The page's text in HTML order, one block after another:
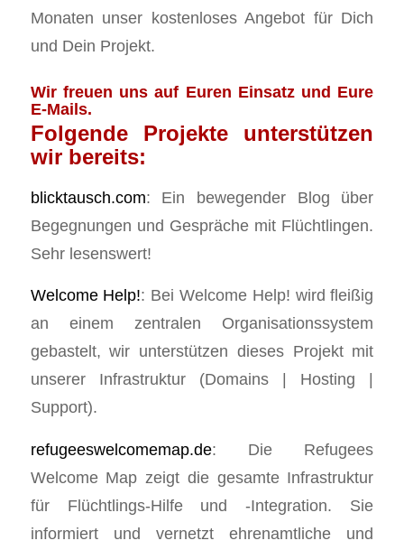
Monaten unser kostenloses Angebot für Dich
und Dein Projekt.
Wir freuen uns auf Euren Einsatz und Eure
E-Mails.
Folgende Projekte unterstützen
wir bereits:
blicktausch.com: Ein bewegender Blog über
Begegnungen und Gespräche mit Flüchtlingen.
Sehr lesenswert!
Welcome Help!: Bei Welcome Help! wird fleißig
an einem zentralen Organisationssystem
gebastelt, wir unterstützen dieses Projekt mit
unserer Infrastruktur (Domains | Hosting |
Support).
refugeeswelcomemap.de: Die Refugees
Welcome Map zeigt die gesamte Infrastruktur
für Flüchtlings-Hilfe und -Integration. Sie
informiert und vernetzt ehrenamtliche und